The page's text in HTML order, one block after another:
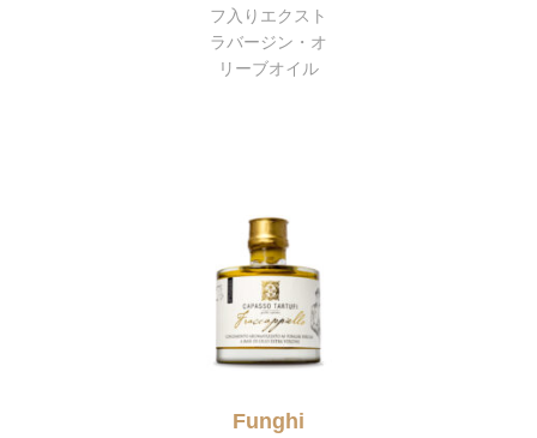
フ入りエクスト
ラバージン・オ
リーブオイル
Funghi